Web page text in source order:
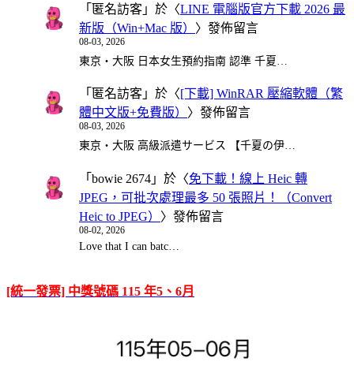
「 匿名訪客 」於〈LINE 電腦版官方下載 2026 最
新版（Win+Mac 版） 〉發佈留言
08-03, 2026
東京・大阪 日本女生預約指南 認準 千夏…
「 匿名訪客 」於〈[下載] WinRAR 壓縮軟體（繁
體中文版+免費版） 〉發佈留言
08-03, 2026
東京・大阪 高級派遣サービス 【千夏の伊…
「 bowie 2674 」於〈免下載！線上 Heic 轉
JPEG，可批次處理最多 50 張照片！（Convert
Heic to JPEG） 〉發佈留言
08-02, 2026
Love that I can batc…
[統一發票] 中獎號碼 115 年5、6月